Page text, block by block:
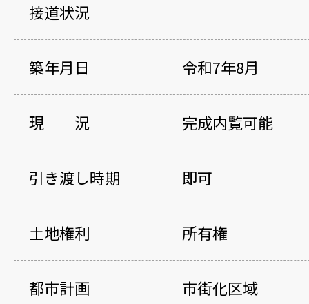
接道状況
築年月日 令和7年8月
現 況 完成内覧可能
引き渡し時期 即可
土地権利 所有権
都市計画 市街化区域